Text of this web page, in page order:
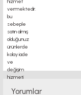
Yorumlar